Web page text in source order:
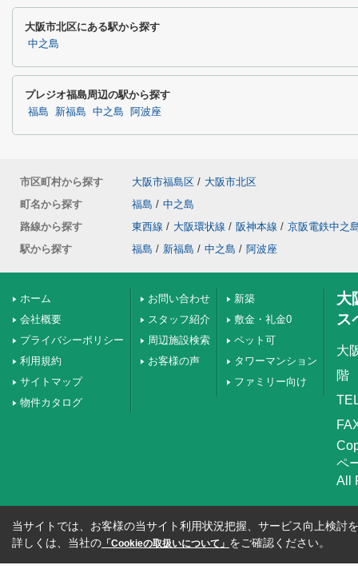
大阪市北区にある駅から探す
中之島
プレジオ福島周辺の駅から探す
福島 新福島 中之島 阿波座
市区町村から探す 大阪市福島区 / 大阪市北区
町名から探す
福島 / 中之島
路線から探す
東西線 / 大阪環状線 / 阪神本線 / 京阪電鉄中之
駅から探す
福島 / 新福島 / 中之島 / 阿波座
ホーム
会社概要
プライバシーポリシー
利用規約
サイトマップ
物件カタログ
お問い合わせ
スタッフ紹介
周辺施設検索
お客様の声
新築
敷金・礼金0
ペット可
タワーマンション
ファミリー向け
大
ス
大
階
ペ
All
当サイトでは、お客様の当サイト利用状況把握、サービス向上検討
詳しくは、当社の 「Cookieの取扱いについて」 をご確認ください。